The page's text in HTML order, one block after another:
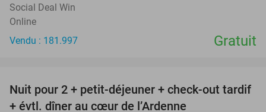
Social Deal Win
Online
Vendu : 181.997
Gratuit
41%
Nuit pour 2 + petit-déjeuner + check-out tardif
+ évtl. dîner au cœur de l’Ardenne